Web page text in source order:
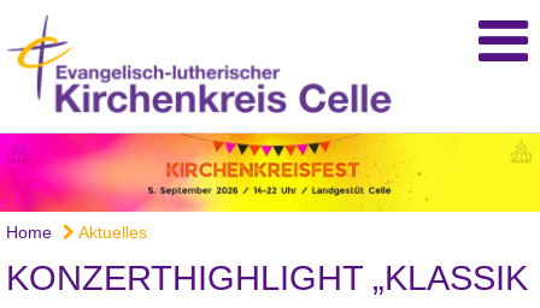
Home Aktuelles
KONZERTHIGHLIGHT „KLASSIK